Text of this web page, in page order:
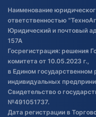
Обработка файлов
Постановка транспорта
Обновления в ЭПТС
Наименование
ответственностью
Юридический и почтовый
157А
Госрегистрация: решения
комитета от 10.05.2023 г.,
в Едином государственном
индивидуальных
Свидетельство о
№491051737.
Дата регистрации в